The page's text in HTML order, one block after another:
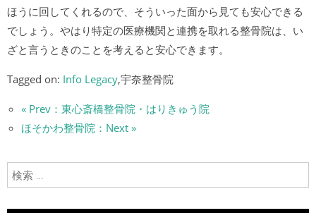
ほうに回してくれるので、そういった面から見ても安心できる
でしょう。やはり特定の医療機関と連携を取れる整骨院は、い
ざと言うときのことを考えると安心できます。
Tagged on: Info Legacy,宇奈整骨院
« Prev：東心斎橋整骨院・はりきゅう院
ほそかわ整骨院：Next »
検索: